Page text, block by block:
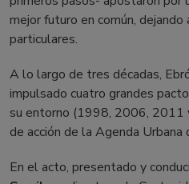
mejor futuro en común,
particulares.
A lo largo de tres décadas,
impulsado cuatro grandes
su entorno (1998, 2006, 2011
de acción de la Agenda
En el acto, presentado y